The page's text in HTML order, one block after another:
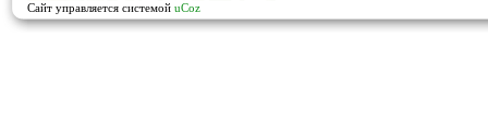
Сайт управляется системой uCoz